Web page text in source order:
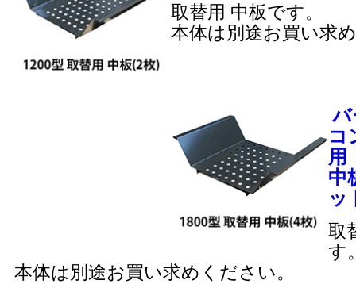
取替用 中板です。
本体は別途お買い求
バ
コ
用
中
ッ
取
す
本体は別途お買い求めください。